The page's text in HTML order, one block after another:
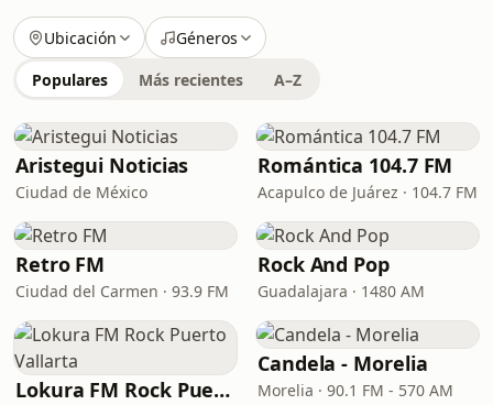
Ubicación Géneros
Populares Más recientes A–Z
Aristegui Noticias
Ciudad de México
Romántica 104.7 FM
Acapulco de Juárez · 104.7 FM
Retro FM
Ciudad del Carmen · 93.9 FM
Rock And Pop
Guadalajara · 1480 AM
Lokura FM Rock Puerto Vallarta
Candela - Morelia
Morelia · 90.1 FM - 570 AM